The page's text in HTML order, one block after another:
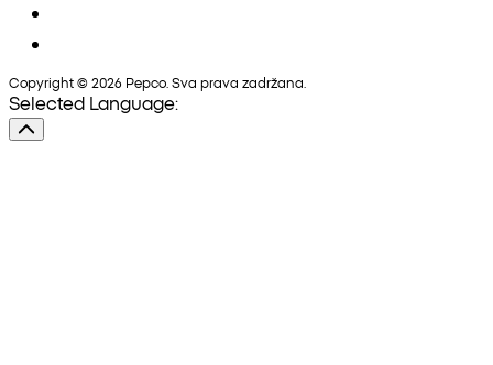
Copyright © 2026 Pepco. Sva prava zadržana.
Selected Language: